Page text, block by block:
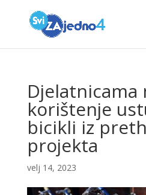
Djelatnicama
korištenje
bicikli iz
projekta
velj 14, 2023